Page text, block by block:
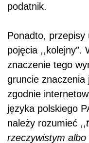
podatnik.
Ponadto, przepisy
pojęcia ,,kolejny”.
znaczenie tego
gruncie
zgodnie
języka polskiego
należy rozumieć ,,
rzeczywistym